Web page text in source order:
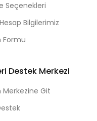
Seçenekleri
Bilgilerimiz
Formu
Destek Merkezi
Merkezine Git